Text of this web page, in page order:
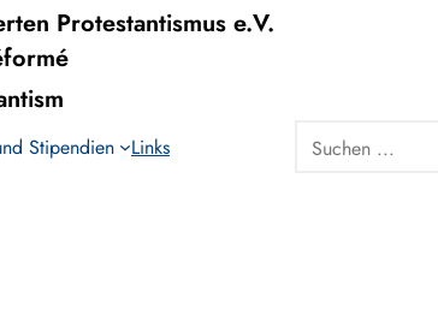
Protestantismus e.V.
Stipendien Links Search